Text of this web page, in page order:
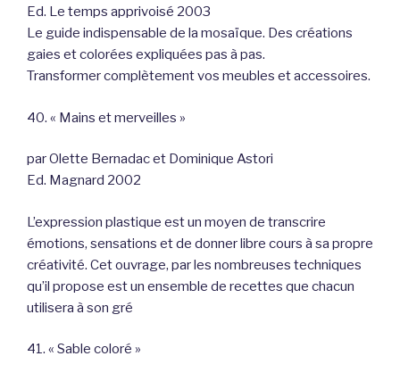
Ed. Le temps apprivoisé 2003
Le guide indispensable de la mosaïque. Des créations
gaies et colorées expliquées pas à pas.
Transformer complètement vos meubles et accessoires.
40. « Mains et merveilles »
par Olette Bernadac et Dominique Astori
Ed. Magnard 2002
L’expression plastique est un moyen de transcrire
émotions, sensations et de donner libre cours à sa propre
créativité. Cet ouvrage, par les nombreuses techniques
qu’il propose est un ensemble de recettes que chacun
utilisera à son gré
41. « Sable coloré »